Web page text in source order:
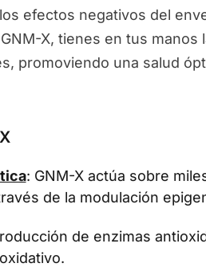
efectos negativos del
X, tienes en tus manos
promoviendo una salud
: GNM-X actúa sobre
de la modulación
de enzimas